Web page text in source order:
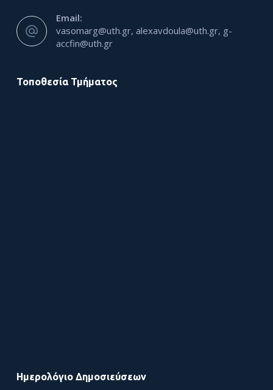
Email:
vasomarg@uth.gr, alexavdoula@uth.gr, g-
accfin@uth.gr
Τοποθεσία Τμήματος
Ημερολόγιο Δημοσιεύσεων